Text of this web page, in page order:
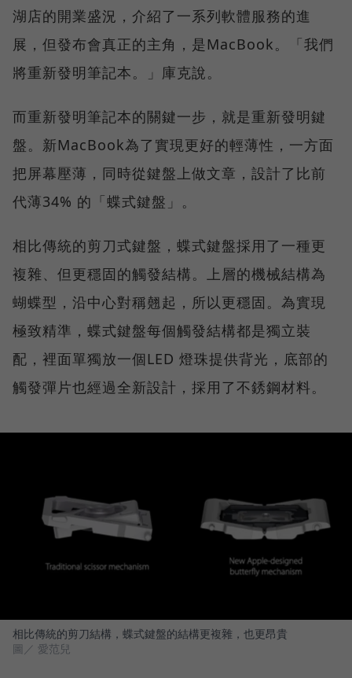
湖店的開業盛況，介紹了一系列軟體服務的進
展，但發布會真正的主角，是MacBook。「我們
將重新發明筆記本。」庫克說。
而重新發明筆記本的關鍵一步，就是重新發明鍵
盤。新MacBook為了實現更好的輕薄性，一方面
把屏幕壓薄，同時從鍵盤上做文章，設計了比前
代薄34% 的「蝶式鍵盤」。
相比傳統的剪刀式鍵盤，蝶式鍵盤採用了一種更
複雜、但更穩固的觸發結構。上層的機械結構為
蝴蝶型，沿中心對稱翹起，所以更穩固。為實現
極致精準，蝶式鍵盤每個觸發結構都是獨立裝
配，裡面單獨放一個LED 燈珠提供背光，底部的
觸發彈片也經過全新設計，採用了不銹鋼材料。
相比傳統的剪刀結構，蝶式鍵盤的結構更複雜，也更昂貴
圖／ 愛范兒